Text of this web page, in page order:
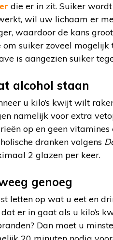
die er in zit. Suiker
wil uw lichaam er
waardoor de kans
om suiker zoveel
is aangezien suiker
alcohol staan
u kilo’s kwijt wilt
namelijk voor extra
op en geen
dranken volgens
2 glazen per keer.
genoeg
letten op wat u eet en
er in gaat als u kilo’s
Dan moet u